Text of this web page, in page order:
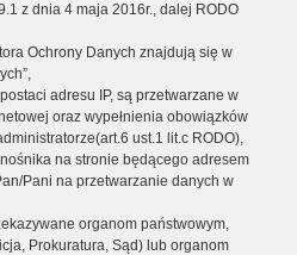
z dnia 4 maja 2016r., dalej RODO
Ochrony Danych znajdują się w
adresu IP, są przetwarzane w
oraz wypełnienia obowiązków
ust.1 lit.c RODO),
na stronie będącego adresem
Pani na przetwarzanie danych w
organom państwowym,
Prokuratura, Sąd) lub organom